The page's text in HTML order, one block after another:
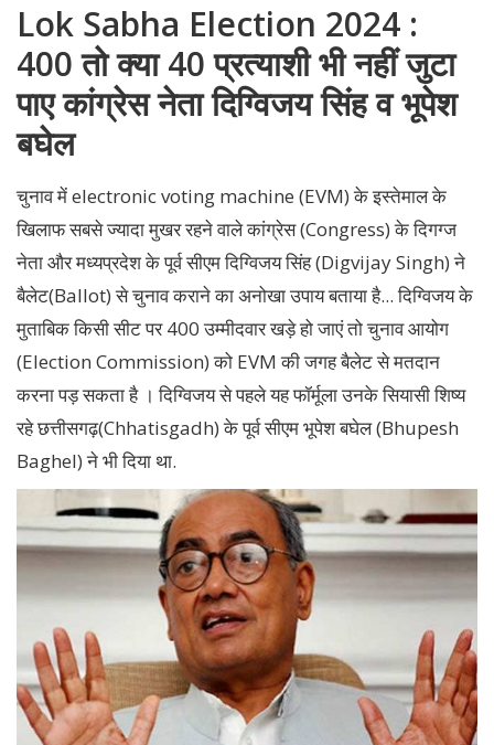
Lok Sabha Election 2024 :
400 तो क्या 40 प्रत्याशी भी नहीं जुटा
पाए कांग्रेस नेता दिग्विजय सिंह व भूपेश
बघेल
चुनाव में electronic voting machine (EVM) के इस्तेमाल के
खिलाफ सबसे ज्यादा मुखर रहने वाले कांग्रेस (Congress) के दिगग्ज
नेता और मध्यप्रदेश के पूर्व सीएम दिग्विजय सिंह (Digvijay Singh) ने
बैलेट(Ballot) से चुनाव कराने का अनोखा उपाय बताया है... दिग्विजय के
मुताबिक किसी सीट पर 400 उम्मीदवार खड़े हो जाएं तो चुनाव आयोग
(Election Commission) को EVM की जगह बैलेट से मतदान
करना पड़ सकता है । दिग्विजय से पहले यह फॉर्मूला उनके सियासी शिष्य
रहे छत्तीसगढ़(Chhatisgadh) के पूर्व सीएम भूपेश बघेल (Bhupesh
Baghel) ने भी दिया था.